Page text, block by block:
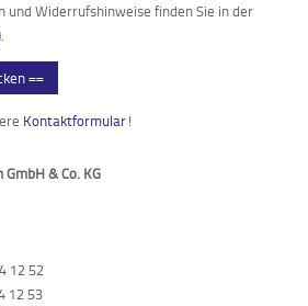
und Widerrufshinweise finden Sie in der
==
Kontaktformular!
& Co. KG
12 52
12 53